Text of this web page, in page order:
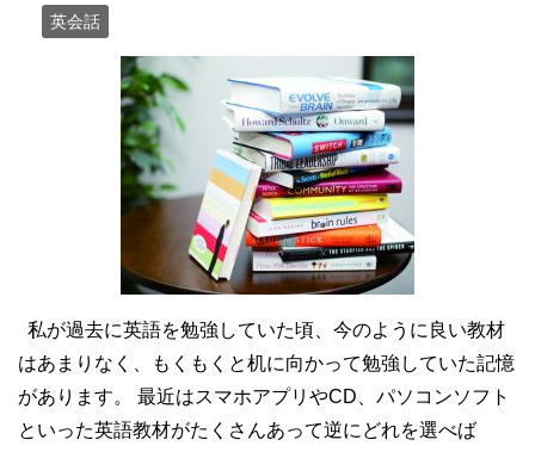
英会話
私が過去に英語を勉強していた頃、今のように良い教材
はあまりなく、もくもくと机に向かって勉強していた記憶
があります。 最近はスマホアプリやCD、パソコンソフト
といった英語教材がたくさんあって逆にどれを選べば